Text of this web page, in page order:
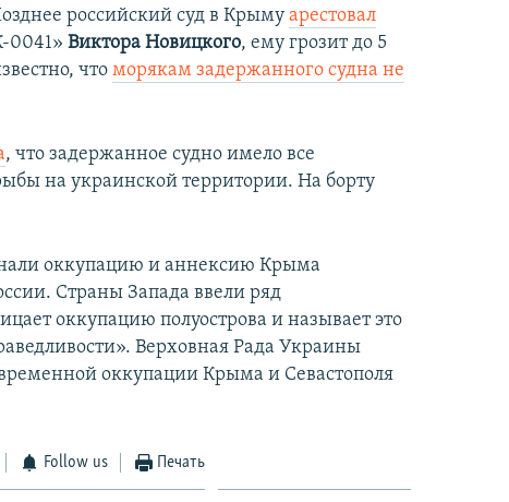
российский суд в Крымуарестовал
0041»Виктора Новицкого, ему грозит до 5
чтоморякам задержанного судна не
, что задержанное судно имело все
на украинской территории. На борту
оккупацию и аннексию Крыма
Страны Запада ввели ряд
оккупацию полуострова и называет это
Верховная Рада Украины
оккупации Крыма и Севастополя
Follow us Печать